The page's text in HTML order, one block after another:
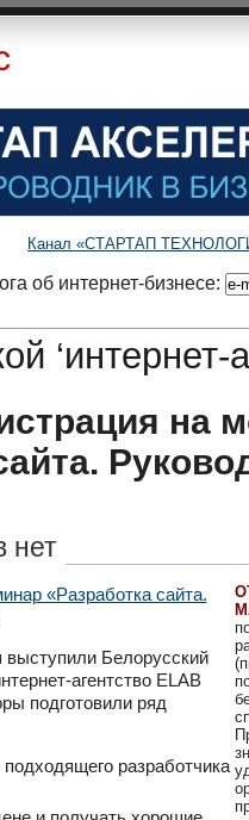
Канал «СТАРТАП
об интернет-бизнесе:
‘интернет-
на
нет
«Разработка сайта.
выступили Белорусский
агентство ELAB
подготовили ряд
подходящего разработчика